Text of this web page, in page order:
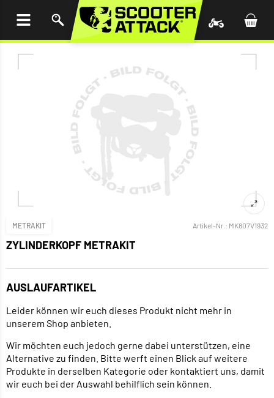
METRAKIT Artikel-Nr.: MK807V1932
ZYLINDERKOPF METRAKIT
AUSLAUFARTIKEL
Leider können wir euch dieses Produkt nicht mehr in
unserem Shop anbieten.
Wir möchten euch jedoch gerne dabei unterstützen, eine
Alternative zu finden. Bitte werft einen Blick auf weitere
Produkte in derselben Kategorie oder kontaktiert uns, damit
wir euch bei der Auswahl behilflich sein können.